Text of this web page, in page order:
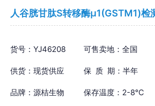
人谷胱甘肽S转移酶μ1(GSTM1)检
货号：YJ46208 可售卖地：全国
供货：现货供应 保 质 期：半年
品牌：源桔生物 保存温度：2-8℃